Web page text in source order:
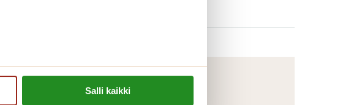
Salli kaikki